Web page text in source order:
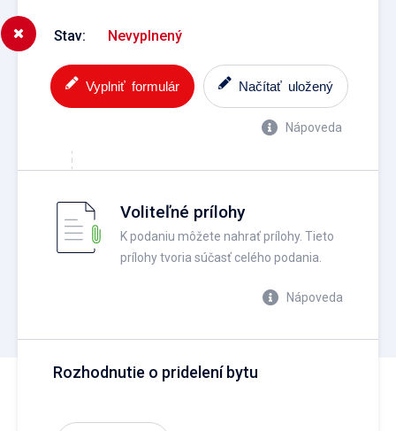
Stav: Nevyplnený
Vyplniť formulár Načítať uložený
Nápoveda
Voliteľné prílohy
K podaniu môžete nahrať prílohy. Tieto
prílohy tvoria súčasť celého podania.
Nápoveda
Rozhodnutie o pridelení bytu